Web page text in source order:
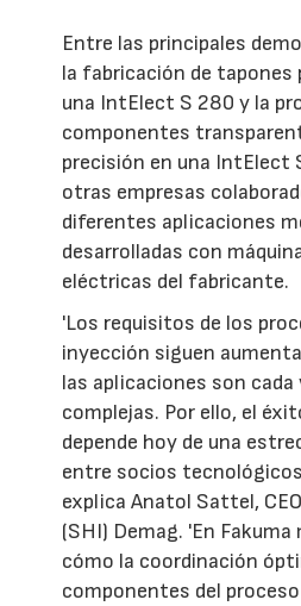
Entre las principales
la fabricación de tapones
una IntElect S 280 y la
componentes
precisión en una IntElect
otras empresas
diferentes aplicaciones
desarrolladas con
eléctricas del fabricante.
'Los requisitos de los
inyección siguen
las aplicaciones son cada
complejas. Por ello, el
depende hoy de una
entre socios
explica Anatol Sattel,
(SHI) Demag. 'En
cómo la coordinación
componentes del